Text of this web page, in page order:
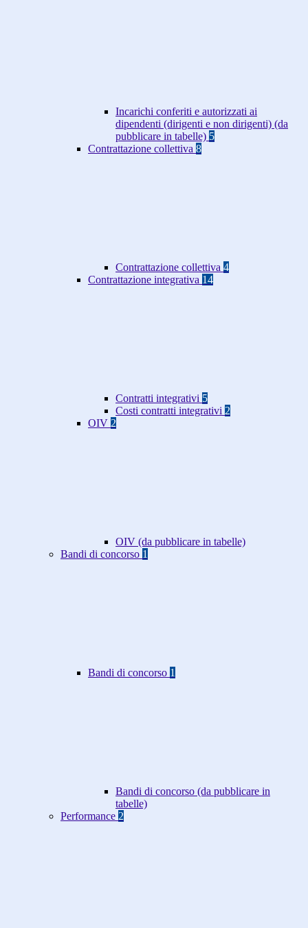
Incarichi conferiti e autorizzati ai
dipendenti (dirigenti e non dirigenti) (da
pubblicare in tabelle) 5
Contrattazione collettiva 8
Contrattazione collettiva 4
Contrattazione integrativa 14
Contratti integrativi 5
Costi contratti integrativi 2
OIV 2
OIV (da pubblicare in tabelle)
Bandi di concorso 1
Bandi di concorso 1
Bandi di concorso (da pubblicare in
tabelle)
Performance 2